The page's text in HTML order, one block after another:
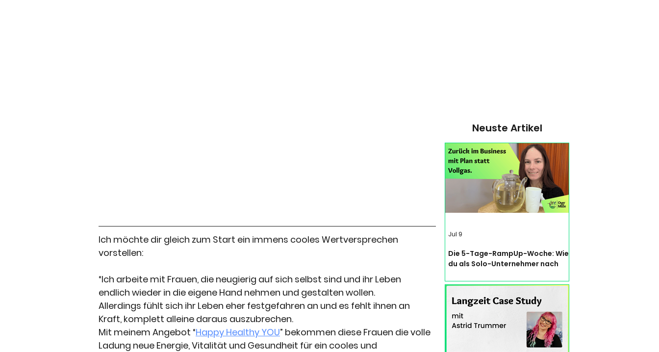
Ich möchte dir gleich zum Start ein immens cooles Wertversprechen
vorstellen:
“Ich arbeite mit Frauen, die neugierig auf sich selbst sind und ihr Leben
endlich wieder in die eigene Hand nehmen und gestalten wollen.
Allerdings fühlt sich ihr Leben eher festgefahren an und es fehlt ihnen an
Kraft, komplett alleine daraus auszubrechen.
Mit meinem Angebot “Happy Healthy YOU” bekommen diese Frauen die volle
Ladung neue Energie, Vitalität und Gesundheit für ein cooles und
Neuste Artikel
Die 5-Tage-RampUp-Woche: Wie
du als Solo-Unternehmer nach
fasst – ohne dich neu
auszubrennen
Jul 9